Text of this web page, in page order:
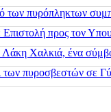
των πυρόπληκτων
Επιστολή προς τον
Χαλκιά, ένα
των πυροσβεστών σε